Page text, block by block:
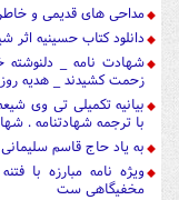
مداحی های قدیمی و
دانلود کتاب حسینیه
شهادت نامه _
زحمت کشیدند _ هدیه روز
بیانیه تکمیلی تی وی
با ترجمه شهادتنامه .
به یاد حاج قاسم
ویژه نامه مبارزه با
مخفیگاهی ست